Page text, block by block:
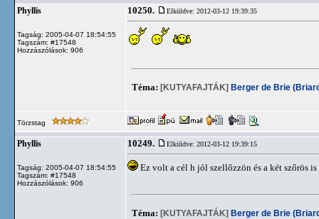
Phyllis
Tagság: 2005-04-07 18:54:55
Tagszám: #17548
Hozzászólások: 906
10250. Elküldve: 2012-03-12 19:39:35
Téma: [KUTYAFAJTÁK] Berger de Brie
Törzstag
Phyllis
Tagság: 2005-04-07 18:54:55
Tagszám: #17548
Hozzászólások: 906
10249. Elküldve: 2012-03-12 19:39:15
Ez volt a cél h jól szellőzzön és a két szőrös
Téma: [KUTYAFAJTÁK] Berger de Brie